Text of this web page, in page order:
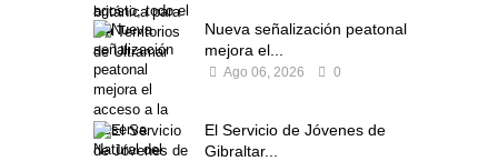
Nueva señalización peatonal
mejora el...
Ago 06, 2026 0
El Servicio de Jóvenes de
Gibraltar...